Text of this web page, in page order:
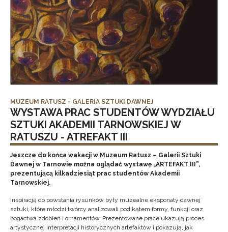
MUZEUM RATUSZ - GALERIA SZTUKI DAWNEJ
WYSTAWA PRAC STUDENTÓW WYDZIAŁU
SZTUKI AKADEMII TARNOWSKIEJ W
RATUSZU - ATREFAKT III
Jeszcze do końca wakacji w Muzeum Ratusz – Galerii Sztuki
Dawnej w Tarnowie można oglądać wystawę „ARTEFAKT III”,
prezentującą kilkadziesiąt prac studentów Akademii
Tarnowskiej.
Inspiracją do powstania rysunków były muzealne eksponaty dawnej
sztuki, które młodzi twórcy analizowali pod kątem formy, funkcji oraz
bogactwa zdobień i ornamentów. Prezentowane prace ukazują proces
artystycznej interpretacji historycznych artefaktów i pokazują, jak